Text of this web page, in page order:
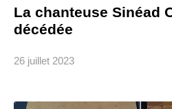
La chanteuse Sinéad
décédée
26 juillet 2023